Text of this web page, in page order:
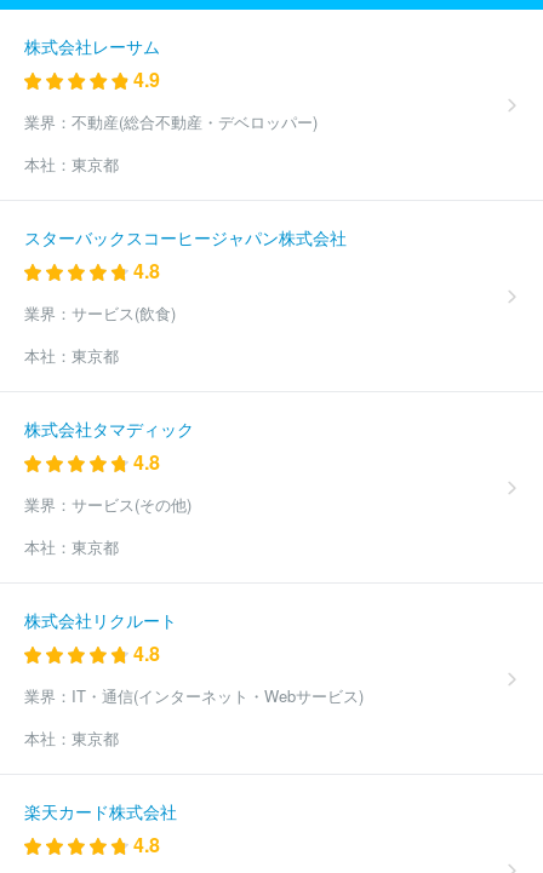
株式会社レーサム
4.9
業界： 不動産(総合不動産・デベロッパー)
本社： 東京都
スターバックスコーヒージャパン株式会社
4.8
業界： サービス(飲食)
本社： 東京都
株式会社タマディック
4.8
業界： サービス(その他)
本社： 東京都
株式会社リクルート
4.8
業界： IT・通信(インターネット・Webサービス)
本社： 東京都
楽天カード株式会社
4.8